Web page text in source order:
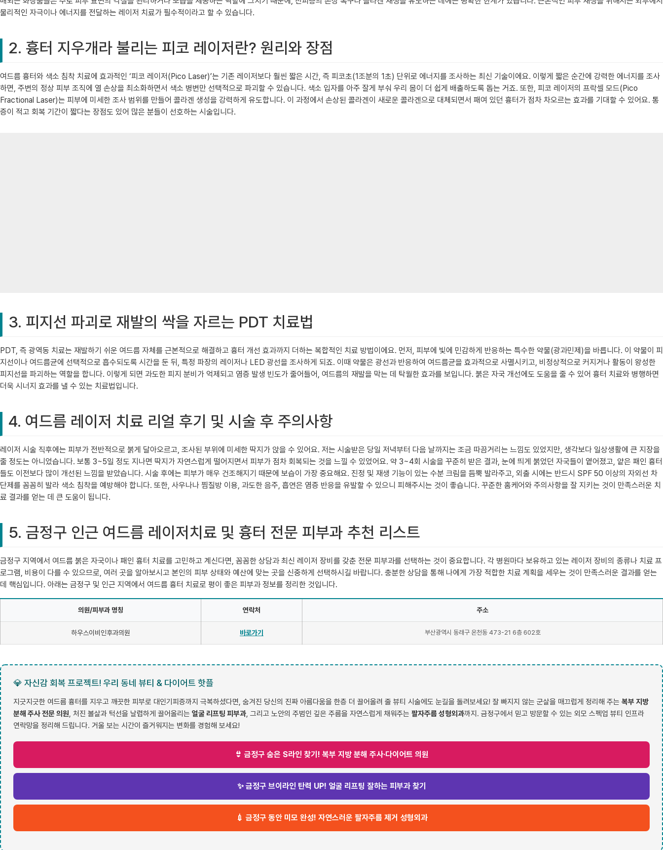
물리적인 자극이나 에너지를 전달하는 레이저 치료가 필수적이라고 할 수 있습니다.
2. 흉터 지우개라 불리는 피코 레이저란? 원리와 장점
여드름 흉터와 색소 침착 치료에 효과적인 ‘피코 레이저(Pico Laser)’는 기존 레이저보다 훨씬 짧은 시간, 즉 피코초(1조분의 1초) 단위로 에너지를 조사하는 최신 기술이에요. 이렇게 짧은 순간에 강력한 에너지를 조사
하면, 주변의 정상 피부 조직에 열 손상을 최소화하면서 색소 병변만 선택적으로 파괴할 수 있습니다. 색소 입자를 아주 잘게 부숴 우리 몸이 더 쉽게 배출하도록 돕는 거죠. 또한, 피코 레이저의 프락셀 모드(Pico
Fractional Laser)는 피부에 미세한 조사 범위를 만들어 콜라겐 생성을 강력하게 유도합니다. 이 과정에서 손상된 콜라겐이 새로운 콜라겐으로 대체되면서 패여 있던 흉터가 점차 차오르는 효과를 기대할 수 있어요. 통
증이 적고 회복 기간이 짧다는 장점도 있어 많은 분들이 선호하는 시술입니다.
3. 피지선 파괴로 재발의 싹을 자르는 PDT 치료법
PDT, 즉 광역동 치료는 재발하기 쉬운 여드름 자체를 근본적으로 해결하고 흉터 개선 효과까지 더하는 복합적인 치료 방법이에요. 먼저, 피부에 빛에 민감하게 반응하는 특수한 약물(광과민제)을 바릅니다. 이 약물이 피
지선이나 여드름균에 선택적으로 흡수되도록 시간을 둔 뒤, 특정 파장의 레이저나 LED 광선을 조사하게 되죠. 이때 약물은 광선과 반응하여 여드름균을 효과적으로 사멸시키고, 비정상적으로 커지거나 활동이 왕성한
피지선을 파괴하는 역할을 합니다. 이렇게 되면 과도한 피지 분비가 억제되고 염증 발생 빈도가 줄어들어, 여드름의 재발을 막는 데 탁월한 효과를 보입니다. 붉은 자국 개선에도 도움을 줄 수 있어 흉터 치료와 병행하면
더욱 시너지 효과를 낼 수 있는 치료법입니다.
4. 여드름 레이저 치료 리얼 후기 및 시술 후 주의사항
레이저 시술 직후에는 피부가 전반적으로 붉게 달아오르고, 조사된 부위에 미세한 딱지가 앉을 수 있어요. 저는 시술받은 당일 저녁부터 다음 날까지는 조금 따끔거리는 느낌도 있었지만, 생각보다 일상생활에 큰 지장을
줄 정도는 아니었습니다. 보통 3~5일 정도 지나면 딱지가 자연스럽게 떨어지면서 피부가 점차 회복되는 것을 느낄 수 있었어요. 약 3~4회 시술을 꾸준히 받은 결과, 눈에 띄게 붉었던 자국들이 옅어졌고, 얕은 패인 흉터
들도 이전보다 많이 개선된 느낌을 받았습니다. 시술 후에는 피부가 매우 건조해지기 때문에 보습이 가장 중요해요. 진정 및 재생 기능이 있는 수분 크림을 듬뿍 발라주고, 외출 시에는 반드시 SPF 50 이상의 자외선 차
단제를 꼼꼼히 발라 색소 침착을 예방해야 합니다. 또한, 사우나나 찜질방 이용, 과도한 음주, 흡연은 염증 반응을 유발할 수 있으니 피해주시는 것이 좋습니다. 꾸준한 홈케어와 주의사항을 잘 지키는 것이 만족스러운 치
료 결과를 얻는 데 큰 도움이 됩니다.
5. 금정구 인근 여드름 레이저치료 및 흉터 전문 피부과 추천 리스트
금정구 지역에서 여드름 붉은 자국이나 패인 흉터 치료를 고민하고 계신다면, 꼼꼼한 상담과 최신 레이저 장비를 갖춘 전문 피부과를 선택하는 것이 중요합니다. 각 병원마다 보유하고 있는 레이저 장비의 종류나 치료 프
로그램, 비용이 다를 수 있으므로, 여러 곳을 알아보시고 본인의 피부 상태와 예산에 맞는 곳을 신중하게 선택하시길 바랍니다. 충분한 상담을 통해 나에게 가장 적합한 치료 계획을 세우는 것이 만족스러운 결과를 얻는
데 핵심입니다. 아래는 금정구 및 인근 지역에서 여드름 흉터 치료로 평이 좋은 피부과 정보를 정리한 것입니다.
의원/피부과 명칭 연락처 주소
하우스이비인후과의원 바로가기 부산광역시 동래구 온천동 473-21 6층 602호
💎 자신감 회복 프로젝트! 우리 동네 뷰티 & 다이어트 핫플
지긋지긋한 여드름 흉터를 지우고 깨끗한 피부로 대인기피증까지 극복하셨다면, 숨겨진 당신의 진짜 아름다움을 한층 더 끌어올려 줄 뷰티 시술에도 눈길을 돌려보세요! 잘 빠지지 않는 군살을 매끄럽게 정리해 주는 복부 지방
분해 주사 전문 의원 , 처진 볼살과 턱선을 날렵하게 끌어올리는 얼굴 리프팅 피부과 , 그리고 노안의 주범인 깊은 주름을 자연스럽게 채워주는 팔자주름 성형외과까지. 금정구에서 믿고 방문할 수 있는 외모 스펙업 뷰티 인프라
연락망을 정리해 드립니다. 거울 보는 시간이 즐거워지는 변화를 경험해 보세요!
👙 금정구 숨은 S라인 찾기! 복부 지방 분해 주사·다이어트 의원
✨ 금정구 브이라인 탄력 UP! 얼굴 리프팅 잘하는 피부과 찾기
💉 금정구 동안 미모 완성! 자연스러운 팔자주름 제거 성형외과